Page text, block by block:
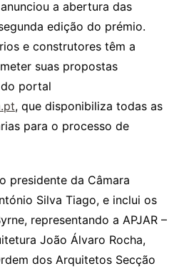
a abertura das
edição do prémio.
e construtores têm a
suas propostas
portal
, que disponibiliza todas as
para o processo de
presidente da Câmara
Silva Tiago, e inclui os
representando a APJAR –
João Álvaro Rocha,
dos Arquitetos Secção